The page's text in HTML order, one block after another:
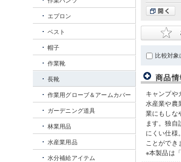
比較対象
商品情
キャンプや
水産業や農
業にもしな
ます。独
にくい仕様
ことができ
※本製品は
エプロン
ベスト
帽子
作業靴
長靴
作業用グローブ＆アームカバー
ガーデニング道具
林業用品
水産業用品
水分補給アイテム